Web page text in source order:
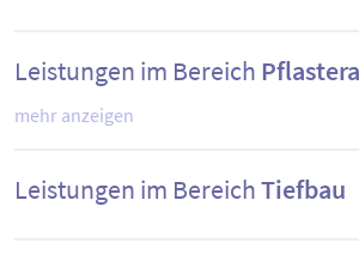
Leistungen im Bereich
mehr anzeigen
Leistungen im BereichTiefbau